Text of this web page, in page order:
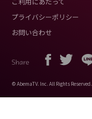
プライバシーポリシー
お問い合わせ
Share
© AbemaTV. Inc. All Rights Reserved.